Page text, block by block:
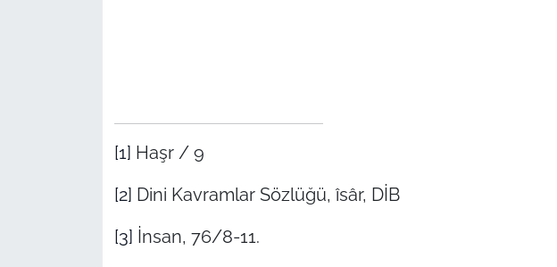
[1] Haşr / 9
[2] Dini Kavramlar Sözlüğü, îsâr, DİB
[3] İnsan, 76/8-11.